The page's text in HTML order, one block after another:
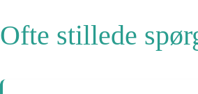
Ofte stillede